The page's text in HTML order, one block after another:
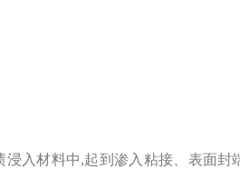
入材料中,起到渗入粘接、表面封